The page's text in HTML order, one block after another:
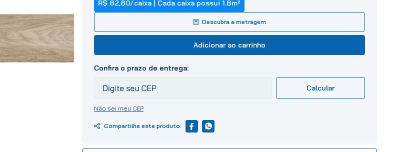
R$ 82,80/caixa | Cada caixa possui 1.8m²
Descubra a metragem
Adicionar ao carrinho
Não sei meu CEP